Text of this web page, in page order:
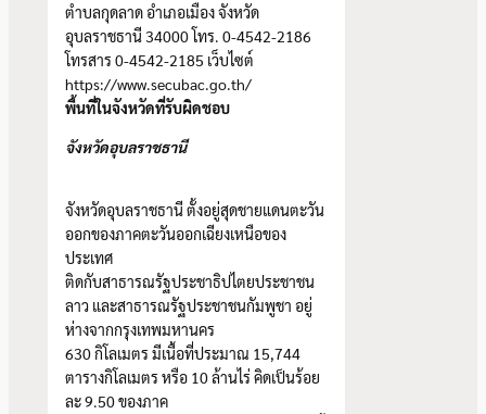
ตำบลกุดลาด อำเภอเมือง จังหวัด
อุบลราชธานี 34000 โทร. 0-4542-2186
โทรสาร 0-4542-2185 เว็บไซต์
https://www.secubac.go.th/
พื้นที่ในจังหวัดที่รับผิดชอบ
จังหวัดอุบลราชธานี
จังหวัดอุบลราชธานี ตั้งอยู่สุดชายแดนตะวัน
ออกของภาคตะวันออกเฉียงเหนือของ
ประเทศ
ติดกับสาธารณรัฐประชาธิปไตยประชาชน
ลาว และสาธารณรัฐประชาชนกัมพูชา อยู่
ห่างจากกรุงเทพมหานคร
630 กิโลเมตร มีเนื้อที่ประมาณ 15,744
ตารางกิโลเมตร หรือ 10 ล้านไร่ คิดเป็นร้อย
ละ 9.50 ของภาค